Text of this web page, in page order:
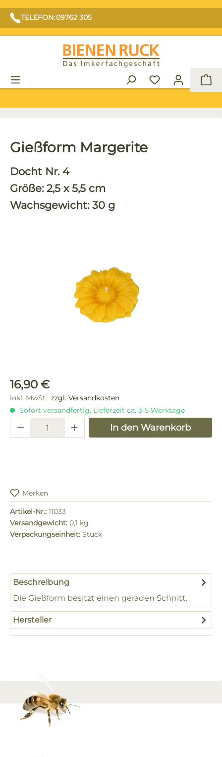
TELEFON: 09762 305
Gießform Margerite
Docht Nr. 4
Größe: 2,5 x 5,5 cm
Wachsgewicht: 30 g
Regulärer Preis:
16,90 €
inkl. MwSt. zzgl. Versandkosten
Sofort versandfertig, Lieferzeit ca. 3-5 Werktage
Produkt Anzahl: Gib denIn den Warenkorb
Merken
Artikel-Nr.: 11033
Versandgewicht: 0,1 kg
Verpackungseinheit: Stück
Beschreibung
Die Gießform besitzt einen geraden Schnitt.
Hersteller